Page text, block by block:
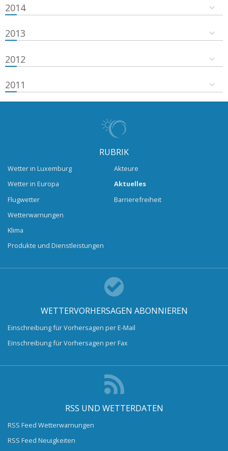
2014
2013
2012
2011
RUBRIK
Wetter in Luxemburg
Wetter in Europa
Flugwetter
Wetterwarnungen
Klima
Produkte und Dienstleistungen
Akteure
Aktuelles
Barrierefreiheit
WETTERVORHERSAGEN ABONNIEREN
Einschreibung für Vorhersagen per E-Mail
Einschreibung für Vorhersagen per Fax
RSS UND WETTERDATEN
RSS Feed Wetterwarnungen
RSS Feed Neuigkeiten